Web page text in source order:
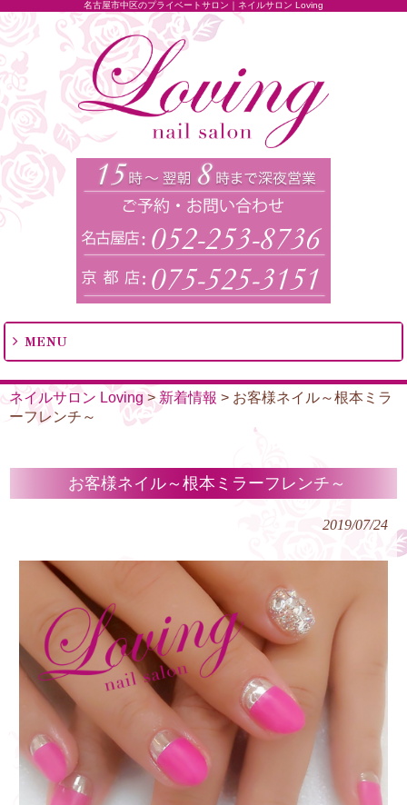
名古屋市中区のプライベートサロン｜ネイルサロン Loving
MENU
ネイルサロン Loving> 新着情報 > お客様ネイル～根本ミラ
ーフレンチ～
お客様ネイル～根本ミラーフレンチ～
2019/07/24